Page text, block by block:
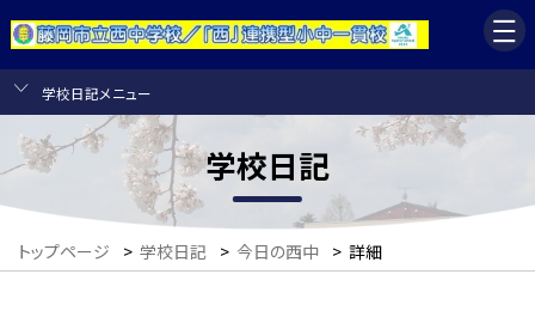
学校日記メニュー
学校日記
トップページ > 学校日記 > 今日の西中 > 詳細